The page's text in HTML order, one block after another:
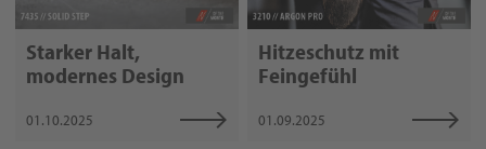
Starker Halt,
modernes Design
01.10.2025
Hitzeschutz mit
Feingefühl
01.09.2025